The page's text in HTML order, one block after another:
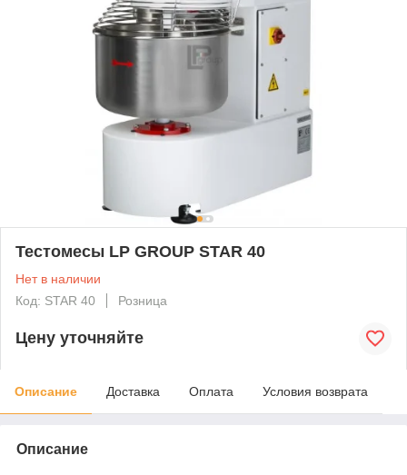
Тестомесы LP GROUP STAR 40
Нет в наличии
Код: STAR 40
Розница
Цену уточняйте
Описание Доставка Оплата Условия возврата
Описание